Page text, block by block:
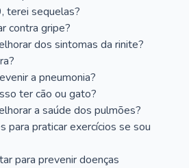
terei sequelas?
contra gripe?
dos sintomas da rinite?
a pneumonia?
ter cão ou gato?
a saúde dos pulmões?
para praticar exercícios se sou
para prevenir doenças